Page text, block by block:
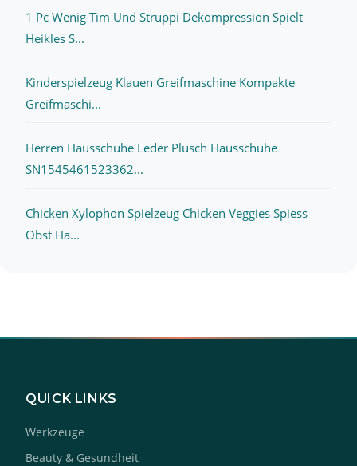
1 Pc Wenig Tim Und Struppi Dekompression Spielt
Heikles S...
Kinderspielzeug Klauen Greifmaschine Kompakte
Greifmaschi...
Herren Hausschuhe Leder Plusch Hausschuhe
SN1545461523362...
Chicken Xylophon Spielzeug Chicken Veggies Spiess
Obst Ha...
QUICK LINKS
Werkzeuge
Beauty & Gesundheit